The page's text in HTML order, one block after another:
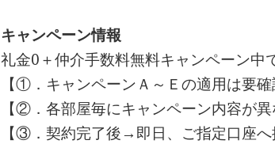
キャンペーン情報
礼金0＋仲介手数料無料キャンペーン中
【①．キャンペーンＡ～Ｅの適用は要確
【②．各部屋毎にキャンペーン内容が異
【③．契約完了後→即日、ご指定口座へ